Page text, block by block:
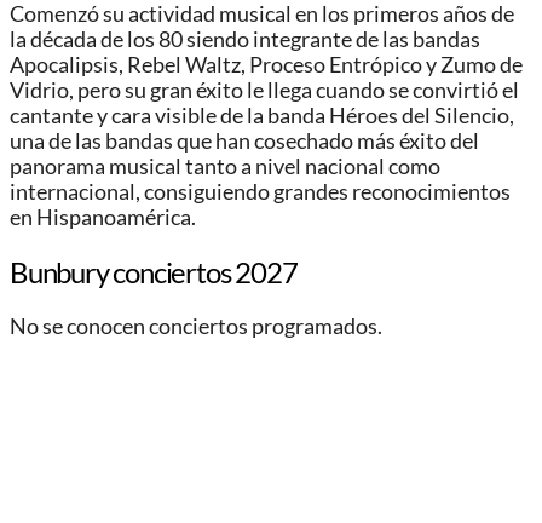
Comenzó su actividad musical en los primeros años de
la década de los 80 siendo integrante de las bandas
Apocalipsis, Rebel Waltz, Proceso Entrópico y Zumo de
Vidrio, pero su gran éxito le llega cuando se convirtió el
cantante y cara visible de la banda Héroes del Silencio,
una de las bandas que han cosechado más éxito del
panorama musical tanto a nivel nacional como
internacional, consiguiendo grandes reconocimientos
en Hispanoamérica.
Bunbury conciertos 2027
No se conocen conciertos programados.